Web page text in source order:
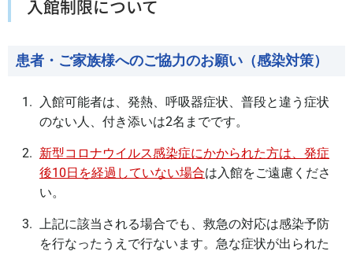
入館制限について
患者・ご家族様へのご協力のお願い（感染対策）
入館可能者は、発熱、呼吸器症状、普段と違う症状
のない人、付き添いは2名までです。
新型コロナウイルス感染症にかかられた方は、発症
後10日を経過していない場合は入館をご遠慮くださ
い。
上記に該当される場合でも、救急の対応は感染予防
を行なったうえで行ないます。急な症状が出られた